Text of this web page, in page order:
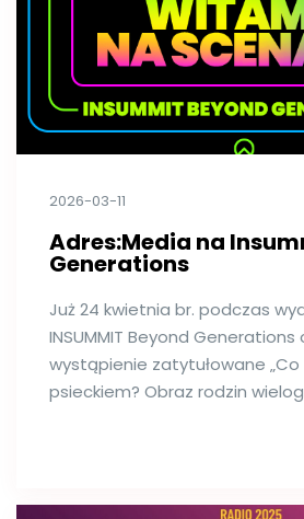
2026-03-11
Adres:Media na
Generations
Już 24 kwietnia br. podczas
INSUMMIT Beyond
wystąpienie zatytułowane
psieckiem? Obraz rodzin